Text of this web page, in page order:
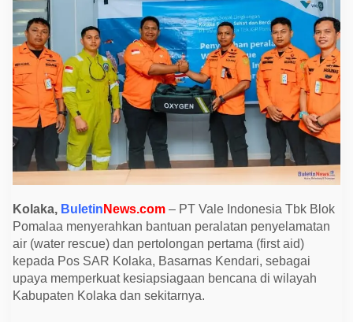
n
B
a
n
t
u
a
A
W
a
t
e
R
e
s
c
u
e
d
a
n
Kolaka, Buletin News.com – PT Vale Indonesia Tbk Blok
Pomalaa menyerahkan bantuan peralatan penyelamatan
air (water rescue) dan pertolongan pertama (first aid)
kepada Pos SAR Kolaka, Basarnas Kendari, sebagai
upaya memperkuat kesiapsiagaan bencana di wilayah
Kabupaten Kolaka dan sekitarnya.